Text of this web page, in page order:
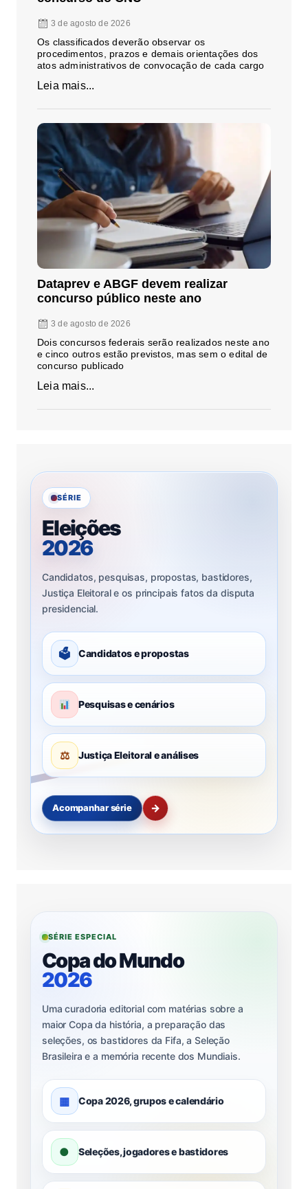
3 de agosto de 2026
Os classificados deverão observar os
procedimentos, prazos e demais orientações dos
atos administrativos de convocação de cada cargo
Leia mais...
Dataprev e ABGF devem realizar
concurso público neste ano
3 de agosto de 2026
Dois concursos federais serão realizados neste ano
e cinco outros estão previstos, mas sem o edital de
concurso publicado
Leia mais...
SÉRIE
Eleições
2026
Candidatos, pesquisas, propostas, bastidores,
Justiça Eleitoral e os principais fatos da disputa
presidencial.
🗳 Candidatos e propostas
Pesquisas e cenários
⚖ Justiça Eleitoral e análises
Acompanhar série →
SÉRIE ESPECIAL
Copa do Mundo
2026
Uma curadoria editorial com matérias sobre a
maior Copa da história, a preparação das
seleções, os bastidores da Fifa, a Seleção
Brasileira e a memória recente dos Mundiais.
▦ Copa 2026, grupos e calendário
● Seleções, jogadores e bastidores